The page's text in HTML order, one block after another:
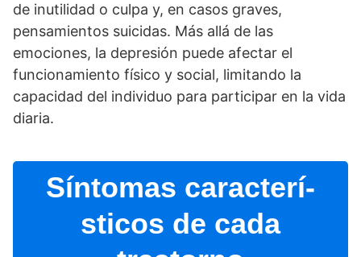
de inutilidad o culpa y, en casos graves,
pensamientos suicidas. Más allá de las
emociones, la depresión puede afectar el
funcionamiento fí­sico y social, limitando la
capacidad del individuo para participar en la vida
diaria.
Sí­ntomas caracterí­
sticos de cada